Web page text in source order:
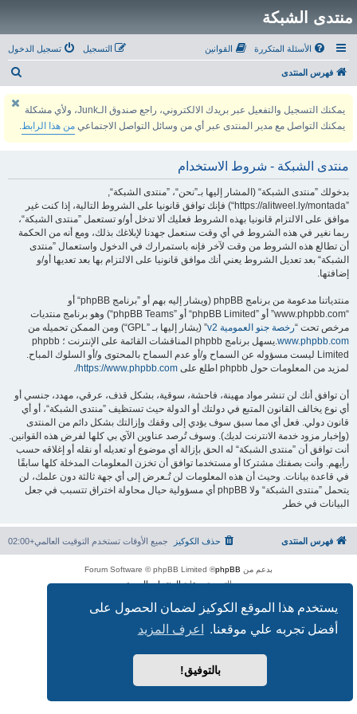
يستخدم هذا الموقع الكوكيز لضمان الحصول على
أفضل تجربه علي موقعنا.
اعرف المزيد
بالتوفيق!
منتدى الشبكة
الأسئلة المتكررة القوانين تسجيل الدخول التسجيل
فهرس المنتدى
يمكنك التسجيل والتفعيل عبر بريدك الالكتروني، راجع صندوق الـJunk، ولأي مشكلة
يمكنك التواصل مع مدير المنتدى عبر أي من وسائل التواصل الاجتماعي من هذا الرابط.
منتدى الشبكة - شروط الاستخدام
بدخولك ”منتدى الشبكة“ (المشار إليها بـ”نحن“، ”منتدى الشبكة“,
”https://alitweel.ly/montada“) فإنك توافق قانونيا على الشروط التالية، إذا كنت غير
موافق على الالتزام قانونيا بهذه الشروط فعليك ألا تدخل أو/و تستعمل ”منتدى الشبكة“،
ربما نغير في هذه الشروط في أي وقت سنعمل جهدنا لإبلاغك بذلك، ومع أنه من الحكمة
أن تطالع هذه الشروط من وقت لآخر فإنه باستمرارك في الدخول واستعمال ”منتدى
الشبكة“ بعد تعديل الشروط يعني أنك موافق قانونيا على الالتزام بها بعد تعديها أو/و
إضافتها.
منتدياتنا مدعومة من برنامج phpBB (ويشار إليه بهم أو ”برنامج phpBB“ أو
“www.phpbb.com” أو ”phpBB Limited“ أو ”phpBB Teams“) وهو برنامج منتديات
مرخص تحت “رخصة جنو العمومية v2
” (يشار إليها بـ ”GPL“) ومن الممكن تحميله من
www.phpbb.com
.يسهل برنامج phpbb المناقشات القائمة على الإنترنت ؛ phpbb
Limited ليست مسؤوله عن السماح و/أو عدم السماح بالمحتوى و/أو السلوك المباح.
لمزيد من المعلومات حول phpbb اطلع على
https://www.phpbb.com/
.
أن توافق أنك لن تنشر مواد مهينة، فاحشة، سوقية، بشكل قذف، عرقي، مهدد، جنسي أو
أي نوع يخالف القانون المتبع في دولتك أو الدولة حيث تستظيف ”منتدى الشبكة“، أو أي
قانون دولي. فعل أي مما سبق سوف يؤدي إلى وقفك وإزالتك بشكل دائم من المنتدى
(وإخبار مزود خدمة الانترنت لديك). وسوف تُرصد عناوين الآي بي كلها لفرض هذه القوانين.
أنت توافق أن ”منتدى الشبكة“ له الحق بإزالة أي موضوع أو تعديله أو نقله أو إغلاقه حسب
رأيهم. وأنت بصفتك مشتركا أو مستخدما توافق أن تخزن المعلومات المدخلة كلها سابقًا
في قاعدة بيانات. وحيث أن هذه المعلومات لن تُـعرض إلى أي جهة ثالثة دون علمك، لن
يتحمل ”منتدى الشبكة“ ولا phpBB أي مسؤولية حيال محاولة اختراق تتسبب في جعل
البيانات في خطر
فهرس المنتدى جميع الأوقات تستخدم التوقيت العالمي+02:00 حذف الكوكيز
بدعم من phpBB
® Forum Software © phpBB Limited
الترجمة برعايةالمنتديات العربية